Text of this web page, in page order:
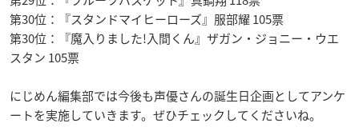
第30位：『スタンドマイヒーローズ』服部耀 105票
第30位：『魔入りました!入間くん』ザガン・ジョニー・ウエ
スタン 105票
にじめん編集部では今後も声優さんの誕生日企画としてアンケ
ートを実施していきます。ぜひチェックしてくださいね。